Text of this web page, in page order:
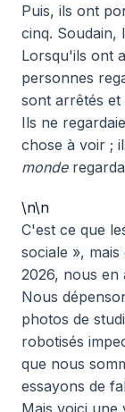
Puis, ils ont
cinq. Soudain,
Lorsqu'ils ont
personnes
sont arrêtés
Ils ne
chose à voir ;
monde
\n\n
C'est ce que
sociale »,
2026, nous en
Nous
photos de
robotisés
que nous
essayons de
Mais voici